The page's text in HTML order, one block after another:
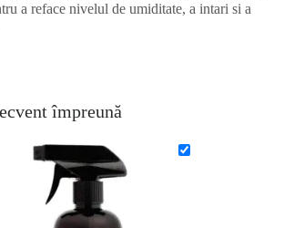
a reface nivelul de umiditate, a intari si a
împreună